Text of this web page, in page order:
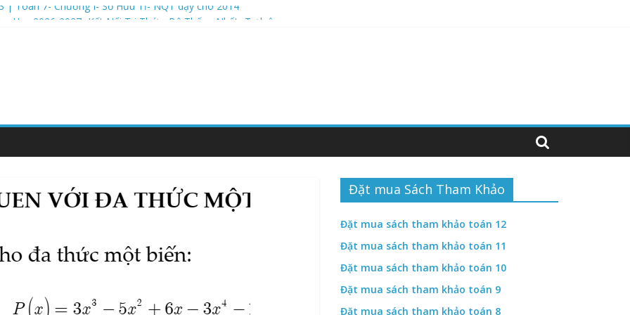
| Toán 7- Chương I- Số Hữu Tỉ- NQT dạy cho 2014
Học 2026-2027- Kết Nối Tri Thức- Bộ Thống Nhất- Phần Trắc Nghiệm ABCD
Học 2026-2027- Kết Nối Tri Thức- Bộ Thống Nhất- LÝ THUYẾT
Đặt mua Sách Tham Khảo
Đặt mua sách tham khảo toán 12
Đặt mua sách tham khảo toán 11
Đặt mua sách tham khảo toán 10
Đặt mua sách tham khảo toán 9
Đặt mua sách tham khảo toán 8